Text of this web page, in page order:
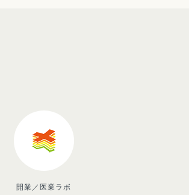
開業／医業ラボ